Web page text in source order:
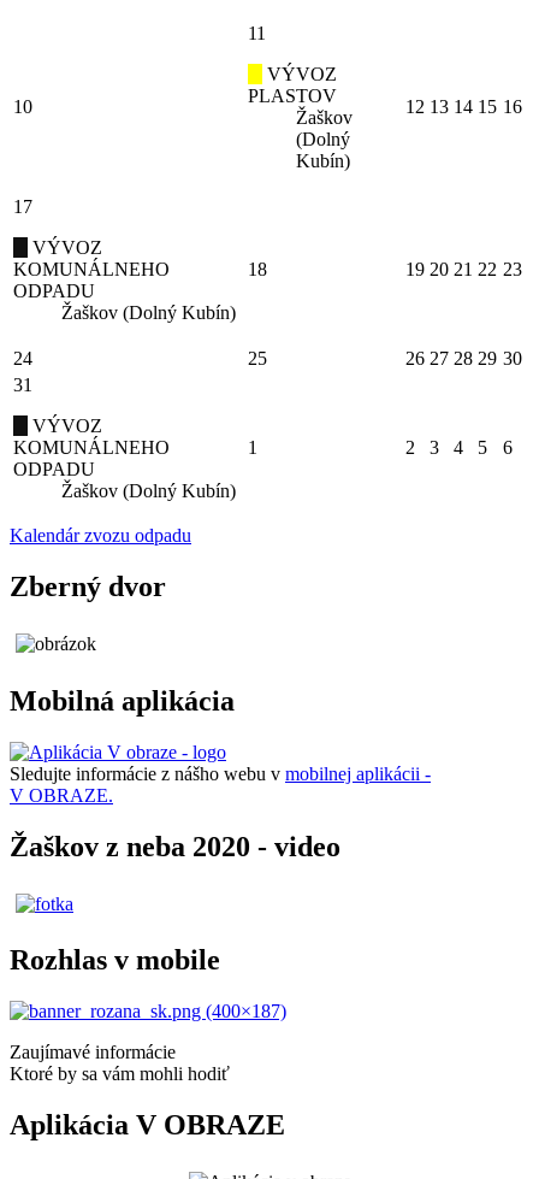
10
11
VÝVOZ
PLASTOV
Žaškov
(Dolný
Kubín)
12 13 14 15 16
17
VÝVOZ
KOMUNÁLNEHO
ODPADU
Žaškov (Dolný Kubín)
18 19 20 21 22 23
24 25 26 27 28 29 30
31
VÝVOZ
KOMUNÁLNEHO
ODPADU
Žaškov (Dolný Kubín)
1 2 3 4 5 6
Kalendár zvozu odpadu
Zberný dvor
Mobilná aplikácia
Sledujte informácie z nášho webu v mobilnej aplikácii -
V OBRAZE.
Žaškov z neba 2020 - video
Rozhlas v mobile
Zaujímavé informácie
Ktoré by sa vám mohli hodiť
Aplikácia V OBRAZE